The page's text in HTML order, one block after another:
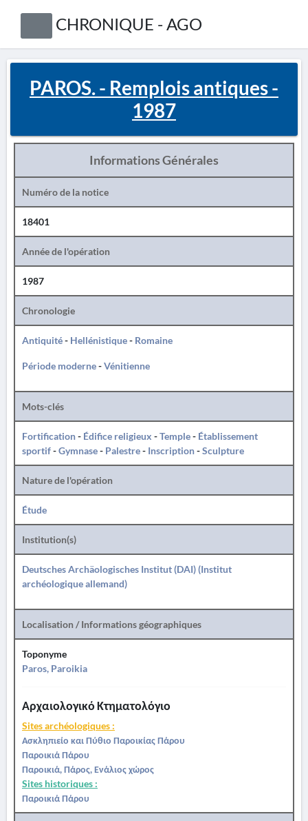
CHRONIQUE - AGO
PAROS. - Remplois antiques -
1987
Informations Générales
Numéro de la notice
18401
Année de l'opération
1987
Chronologie
Antiquité- Hellénistique- Romaine
Période moderne-Vénitienne
Mots-clés
Fortification- Édifice religieux -Temple- Établissement
sportif-Gymnase- Palestre- Inscription-Sculpture
Nature de l'opération
Étude
Institution(s)
Deutsches Archäologisches Institut (DAI) (Institut
archéologique allemand)
Localisation / Informations géographiques
Toponyme
Paros, Paroikia
Αρχαιολογικό Κτηματολόγιο
Sites archéologiques :
Ασκληπιείο και Πύθιο Παροικίας Πάρου
Παροικιά Πάρου
Παροικιά, Πάρος, Ενάλιος χώρος
Sites historiques :
Παροικιά Πάρου